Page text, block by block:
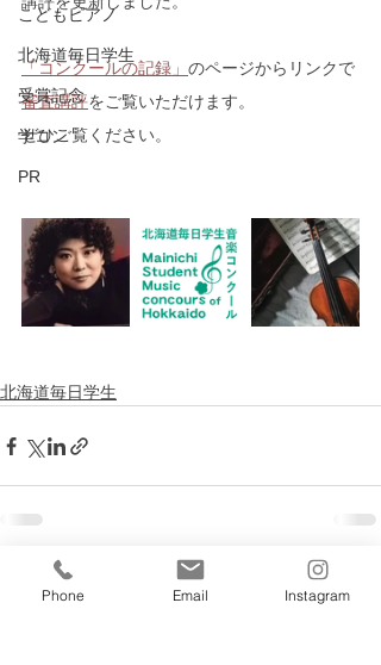
こどもピアノ
北海道毎日学生
受賞記念
学コン
PR
「コンクールの記録」 のページからリンクで
審査講評をご覧いただけます。
ぜひご覧ください。
北海道毎日学生
最新記事 すべて表示
Phone Email Instagram